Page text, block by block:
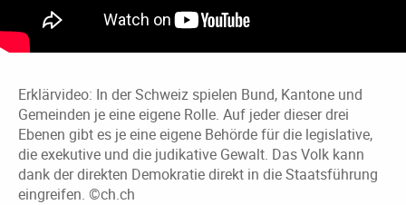
Erklärvideo: In der Schweiz spielen Bund, Kantone und
Gemeinden je eine eigene Rolle. Auf jeder dieser drei
Ebenen gibt es je eine eigene Behörde für die legislative,
die exekutive und die judikative Gewalt. Das Volk kann
dank der direkten Demokratie direkt in die Staatsführung
eingreifen. ©ch.ch